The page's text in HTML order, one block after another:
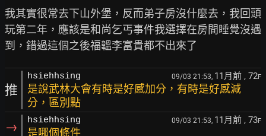
我其實很常去下山外堡，反而弟子房沒什麼去，我回頭
玩第二年，應該是和尚乞丐事件我選擇在房間睡覺沒遇
推
hsiehhsing 09/03 21:53, 11月前 , 72F
是說武林大會有時是好感加分，有時是好感減
分，區別點
→ hsiehhsing 09/03 21:53, 11月前 , 73F
是哪個條件